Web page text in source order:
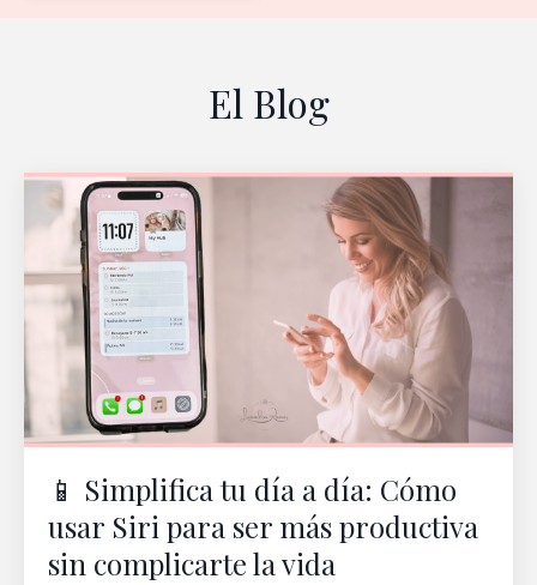
El Blog
📱 Simplifica tu día a día: Cómo
usar Siri para ser más productiva
sin complicarte la vida